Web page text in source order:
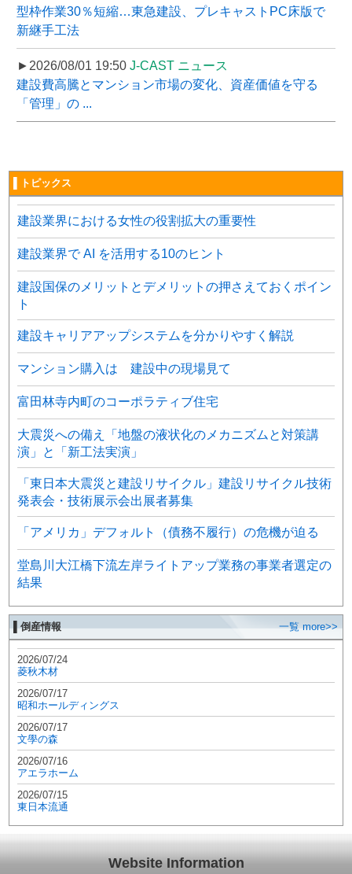
型枠作業30％短縮…東急建設、プレキャストPC床版で
新継手工法
►2026/08/01 19:50 J-CAST ニュース
建設費高騰とマンション市場の変化、資産価値を守る
「管理」の ...
▌トピックス
建設業界における女性の役割拡大の重要性
建設業界で AI を活用する10のヒント
建設国保のメリットとデメリットの押さえておくポイン
ト
建設キャリアアップシステムを分かりやすく解説
マンション購入は 建設中の現場見て
富田林寺内町のコーポラティブ住宅
大震災への備え「地盤の液状化のメカニズムと対策講
演」と「新工法実演」
「東日本大震災と建設リサイクル」建設リサイクル技術
発表会・技術展示会出展者募集
「アメリカ」デフォルト（債務不履行）の危機が迫る
堂島川大江橋下流左岸ライトアップ業務の事業者選定の
結果
▌倒産情報 一覧 more>>
2026/07/24
菱秋木材
2026/07/17
昭和ホールディングス
2026/07/17
文學の森
2026/07/16
アエラホーム
2026/07/15
東日本流通
Website Information